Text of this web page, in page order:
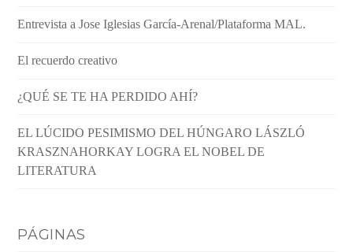
Entrevista a Jose Iglesias García-Arenal/Plataforma MAL.
El recuerdo creativo
¿QUÉ SE TE HA PERDIDO AHÍ?
EL LÚCIDO PESIMISMO DEL HÚNGARO LÁSZLÓ
KRASZNAHORKAY LOGRA EL NOBEL DE
LITERATURA
PÁGINAS